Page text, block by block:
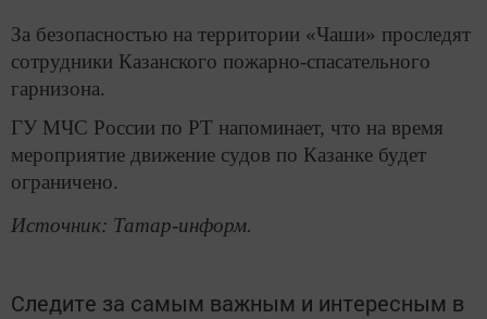
За безопасностью на территории «Чаши» проследят
сотрудники Казанского пожарно-спасательного
гарнизона.
ГУ МЧС России по РТ напоминает, что на время
мероприятие движение судов по Казанке будет
ограничено.
Источник: Татар-информ.
Следите за самым важным и интересным в